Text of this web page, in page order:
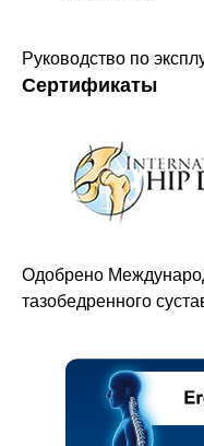
Руководство по
Сертификаты
Одобрено
тазобедренного
Оставайтесь в курсе
узнавайте первыми о
Компания
Договор-оферта